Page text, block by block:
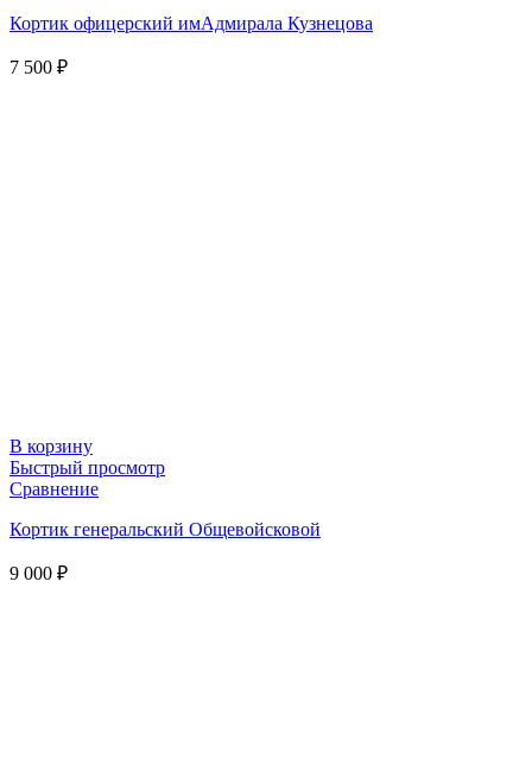
Кортик офицерский имАдмирала Кузнецова
7 500 ₽
В корзину
Быстрый просмотр
Сравнение
Кортик генеральский Общевойсковой
9 000 ₽